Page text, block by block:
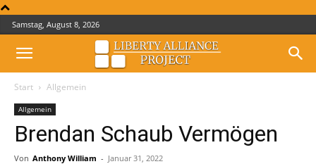
Samstag, August 8, 2026
Start Allgemein
Allgemein
Brendan Schaub Vermögen
Von Anthony William - Januar 31, 2022